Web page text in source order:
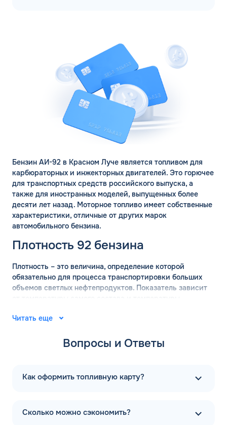
Бензин АИ-92 в Красном Луче является топливом для
карбюраторных и инжекторных двигателей. Это горючее
для транспортных средств российского выпуска, а
также для иностранных моделей, выпущенных более
десяти лет назад. Моторное топливо имеет собственные
характеристики, отличные от других марок
автомобильного бензина.
Плотность 92 бензина
Плотность – это величина, определение которой
обязательно для процесса транспортировки больших
объемов светлых нефтепродуктов. Показатель зависит
плотности бензина используются готовые таблицы.
в сторону уменьшения или увеличения.
43,6 МДж/кг с небольшой погрешностью. Показатель не
Читать еще
Вопросы и Ответы
Как оформить топливную карту?
Сколько можно сэкономить?